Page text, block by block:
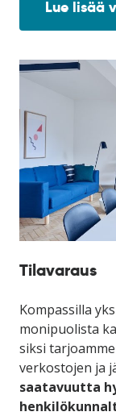
Lue lisää
Tilavaraus
Kompassilla
monipuolista
siksi
verkostojen ja
saatavuutta